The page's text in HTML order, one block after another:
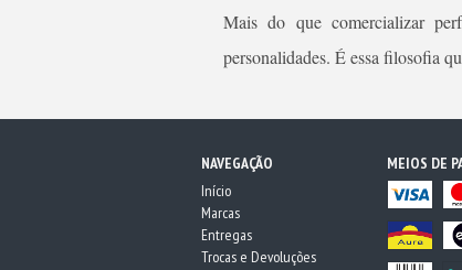
Mais do que comercializar
personalidades. É essa filosofia
NAVEGAÇÃO
Início
Marcas
Entregas
Trocas e Devoluções
MEIOS DE